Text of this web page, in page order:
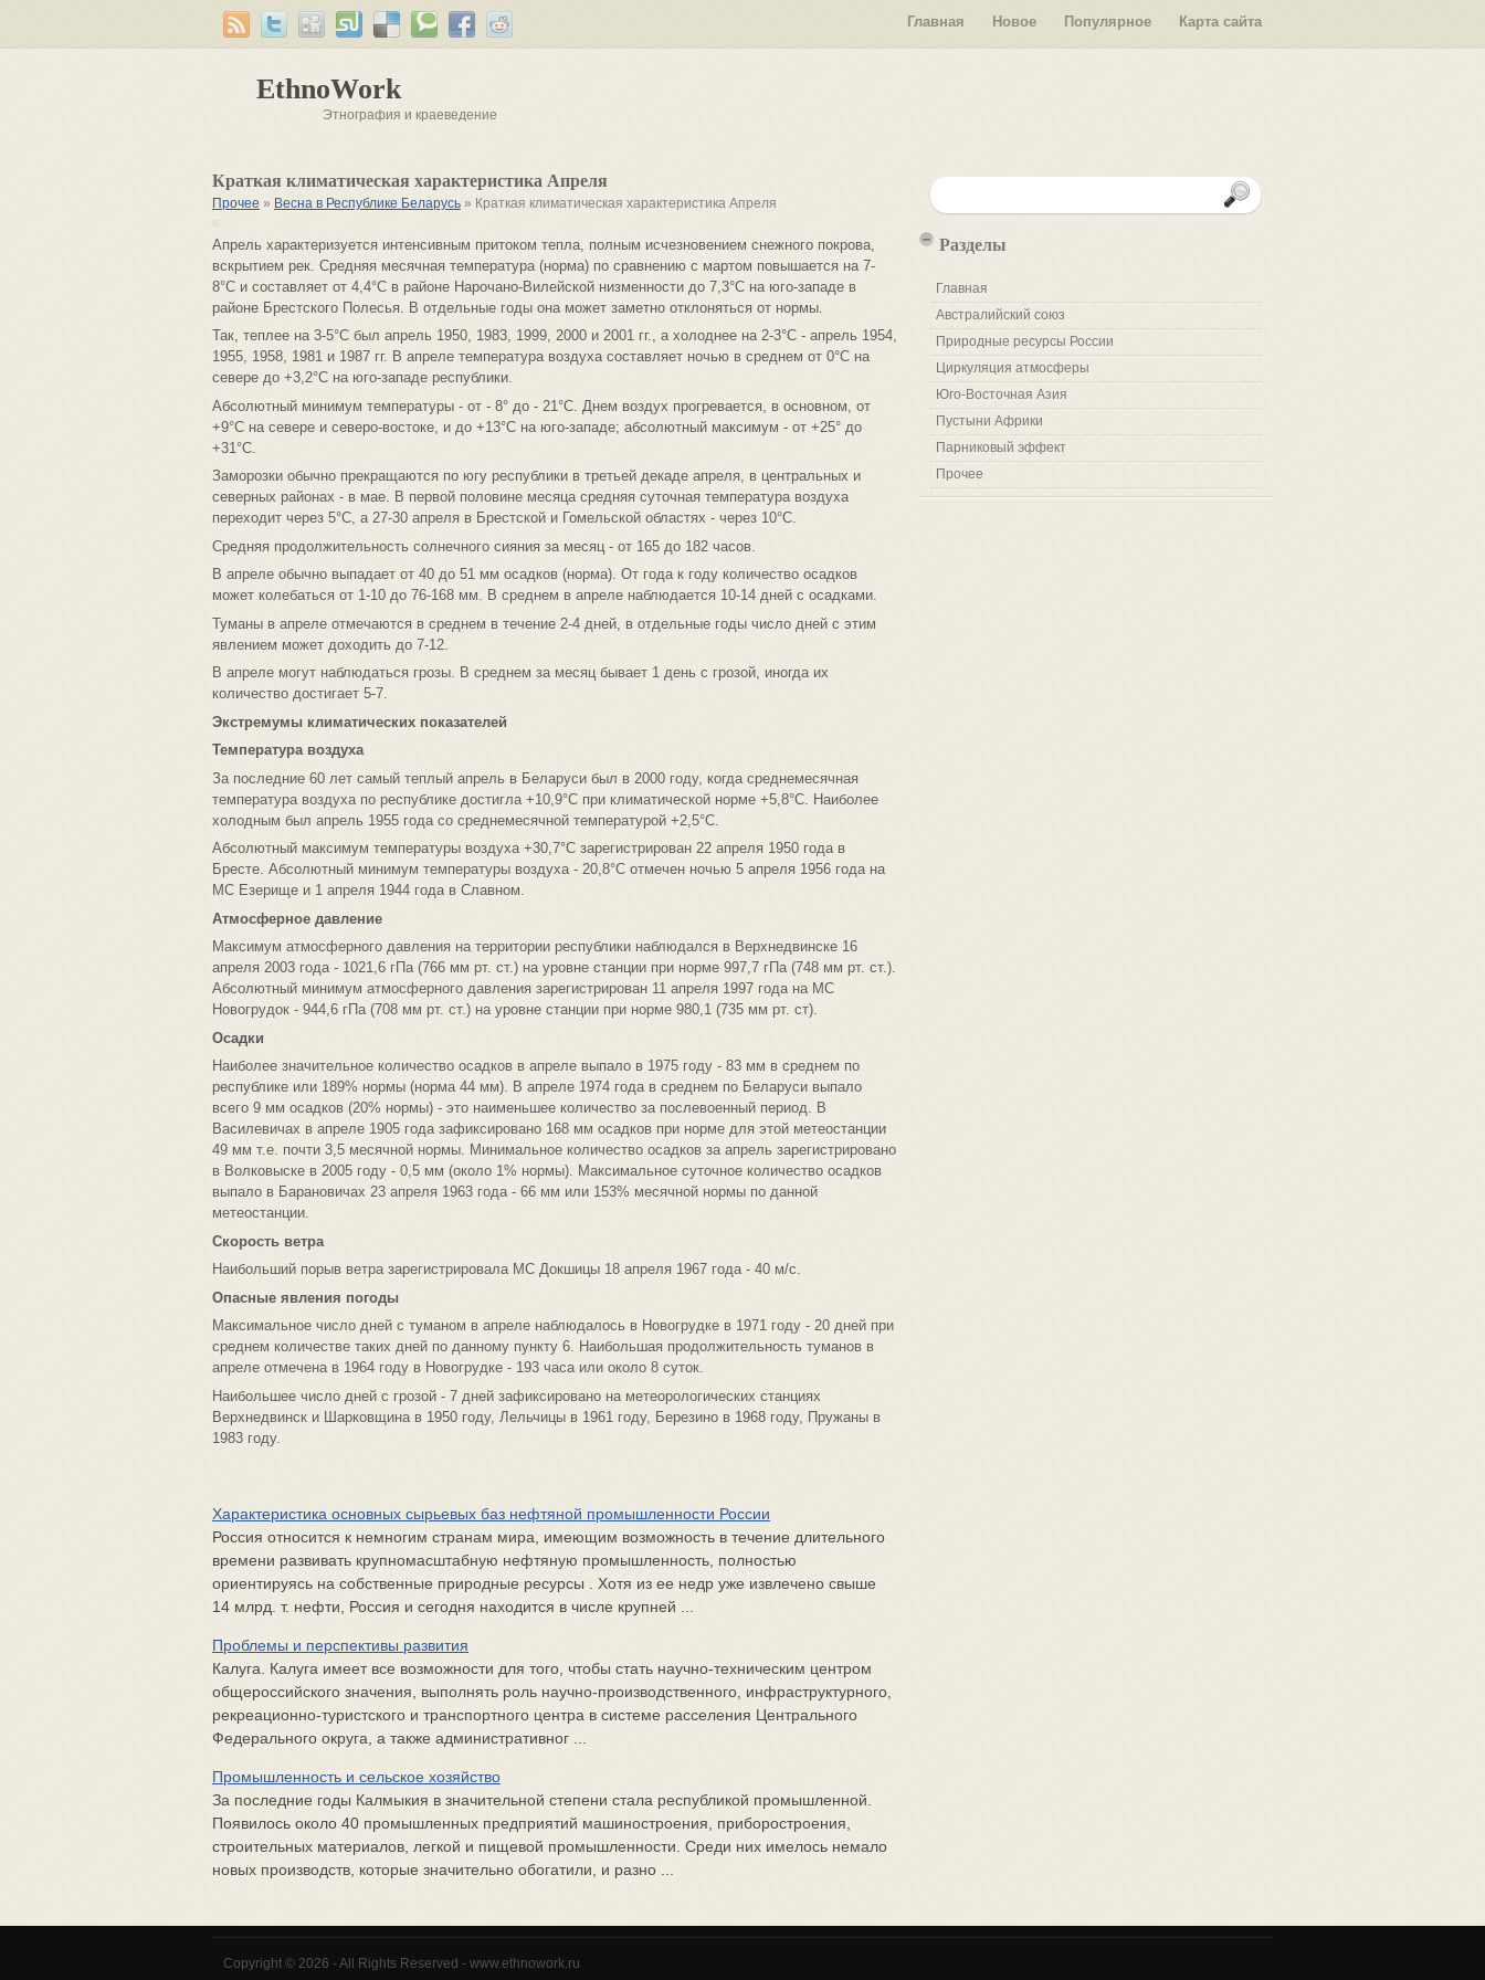
EthnoWork
Этнография и краеведение
Главная Новое Популярное Карта сайта
Краткая климатическая характеристика Апреля
Прочее » Весна в Республике Беларусь » Краткая климатическая характеристика Апреля
Апрель характеризуется интенсивным притоком тепла, полным исчезновением снежного покрова,
вскрытием рек. Средняя месячная температура (норма) по сравнению с мартом повышается на 7-
8°С и составляет от 4,4°С в районе Нарочано-Вилейской низменности до 7,3°С на юго-западе в
районе Брестского Полесья. В отдельные годы она может заметно отклоняться от нормы.
Так, теплее на 3-5°С был апрель 1950, 1983, 1999, 2000 и 2001 гг., а холоднее на 2-3°С - апрель 1954,
1955, 1958, 1981 и 1987 гг. В апреле температура воздуха составляет ночью в среднем от 0°С на
севере до +3,2°С на юго-западе республики.
Абсолютный минимум температуры - от - 8° до - 21°С. Днем воздух прогревается, в основном, от
+9°С на севере и северо-востоке, и до +13°С на юго-западе; абсолютный максимум - от +25° до
+31°С.
Заморозки обычно прекращаются по югу республики в третьей декаде апреля, в центральных и
северных районах - в мае. В первой половине месяца средняя суточная температура воздуха
переходит через 5°С, а 27-30 апреля в Брестской и Гомельской областях - через 10°С.
Средняя продолжительность солнечного сияния за месяц - от 165 до 182 часов.
В апреле обычно выпадает от 40 до 51 мм осадков (норма). От года к году количество осадков
может колебаться от 1-10 до 76-168 мм. В среднем в апреле наблюдается 10-14 дней с осадками.
Туманы в апреле отмечаются в среднем в течение 2-4 дней, в отдельные годы число дней с этим
явлением может доходить до 7-12.
В апреле могут наблюдаться грозы. В среднем за месяц бывает 1 день с грозой, иногда их
количество достигает 5-7.
Экстремумы климатических показателей
Температура воздуха
За последние 60 лет самый теплый апрель в Беларуси был в 2000 году, когда среднемесячная
температура воздуха по республике достигла +10,9°С при климатической норме +5,8°С. Наиболее
холодным был апрель 1955 года со среднемесячной температурой +2,5°С.
Абсолютный максимум температуры воздуха +30,7°С зарегистрирован 22 апреля 1950 года в
Бресте. Абсолютный минимум температуры воздуха - 20,8°С отмечен ночью 5 апреля 1956 года на
МС Езерище и 1 апреля 1944 года в Славном.
Атмосферное давление
Максимум атмосферного давления на территории республики наблюдался в Верхнедвинске 16
апреля 2003 года - 1021,6 гПа (766 мм рт. ст.) на уровне станции при норме 997,7 гПа (748 мм рт. ст.).
Абсолютный минимум атмосферного давления зарегистрирован 11 апреля 1997 года на МС
Новогрудок - 944,6 гПа (708 мм рт. ст.) на уровне станции при норме 980,1 (735 мм рт. ст).
Осадки
Наиболее значительное количество осадков в апреле выпало в 1975 году - 83 мм в среднем по
республике или 189% нормы (норма 44 мм). В апреле 1974 года в среднем по Беларуси выпало
всего 9 мм осадков (20% нормы) - это наименьшее количество за послевоенный период. В
Василевичах в апреле 1905 года зафиксировано 168 мм осадков при норме для этой метеостанции
49 мм т.е. почти 3,5 месячной нормы. Минимальное количество осадков за апрель зарегистрировано
в Волковыске в 2005 году - 0,5 мм (около 1% нормы). Максимальное суточное количество осадков
выпало в Барановичах 23 апреля 1963 года - 66 мм или 153% месячной нормы по данной
метеостанции.
Скорость ветра
Наибольший порыв ветра зарегистрировала МС Докшицы 18 апреля 1967 года - 40 м/с.
Опасные явления погоды
Максимальное число дней с туманом в апреле наблюдалось в Новогрудке в 1971 году - 20 дней при
среднем количестве таких дней по данному пункту 6. Наибольшая продолжительность туманов в
апреле отмечена в 1964 году в Новогрудке - 193 часа или около 8 суток.
Наибольшее число дней с грозой - 7 дней зафиксировано на метеорологических станциях
Верхнедвинск и Шарковщина в 1950 году, Лельчицы в 1961 году, Березино в 1968 году, Пружаны в
1983 году.
Характеристика основных сырьевых баз нефтяной промышленности России
Россия относится к немногим странам мира, имеющим возможность в течение длительного
времени развивать крупномасштабную нефтяную промышленность, полностью
ориентируясь на собственные природные ресурсы . Хотя из ее недр уже извлечено свыше
14 млрд. т. нефти, Россия и сегодня находится в числе крупней ...
Проблемы и перспективы развития
Калуга. Калуга имеет все возможности для того, чтобы стать научно-техническим центром
общероссийского значения, выполнять роль научно-производственного, инфраструктурного,
рекреационно-туристского и транспортного центра в системе расселения Центрального
Федерального округа, а также административног ...
Промышленность и сельское хозяйство
За последние годы Калмыкия в значительной степени стала республикой промышленной.
Появилось около 40 промышленных предприятий машиностроения, приборостроения,
строительных материалов, легкой и пищевой промышленности. Среди них имелось немало
новых производств, которые значительно обогатили, и разно ...
Разделы
Главная
Австралийский союз
Природные ресурсы России
Циркуляция атмосферы
Юго-Восточная Азия
Пустыни Африки
Парниковый эффект
Прочее
Copyright © 2026 - All Rights Reserved - www.ethnowork.ru